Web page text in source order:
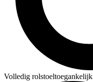
Volledig rolstoeltoegankelijk